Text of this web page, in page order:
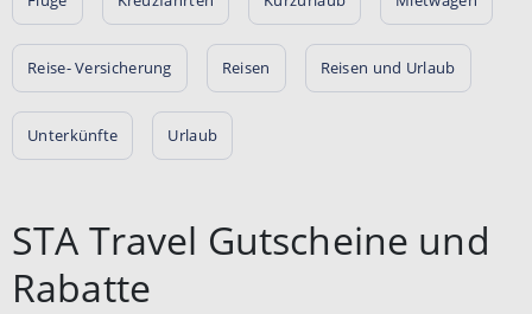
scheinbedingungen. Weiterverkauf
und Vervielfältigung des
Gutscheins sind nicht gestattet.
Zuwiderhandlungen werden von
Comvel GmbH gerichtlich verfolgt.
Gutscheine, die nach
Nichtberechtigten genutzt werden,
werden von der Gesellschaft im
nach Beendigung der Reise, Ihre
Formular ein:
https://www.weg.de/gutschein/einl
oesung. Die Auszahlung erfolgt
innerhalb von 14 Werktagen nach
der Übermittlung Ihrer
hier:
Reise- Versicherung Reisen Reisen und Urlaub
Unterkünfte Urlaub
STA Travel Gutscheine und
Rabatte